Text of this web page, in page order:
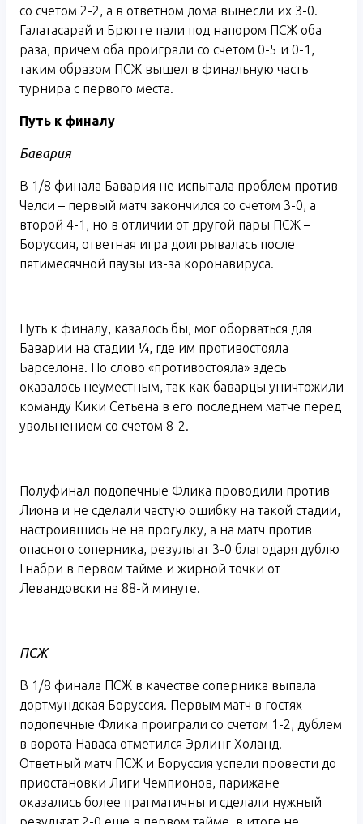
со счетом 2-2, а в ответном дома вынесли их 3-0.
Галатасарай и Брюгге пали под напором ПСЖ оба
раза, причем оба проиграли со счетом 0-5 и 0-1,
таким образом ПСЖ вышел в финальную часть
турнира с первого места.
Путь к финалу
Бавария
В 1/8 финала Бавария не испытала проблем против
Челси – первый матч закончился со счетом 3-0, а
второй 4-1, но в отличии от другой пары ПСЖ –
Боруссия, ответная игра доигрывалась после
пятимесячной паузы из-за коронавируса.
Путь к финалу, казалось бы, мог оборваться для
Баварии на стадии ¼, где им противостояла
Барселона. Но слово «противостояла» здесь
оказалось неуместным, так как баварцы уничтожили
команду Кики Сетьена в его последнем матче перед
увольнением со счетом 8-2.
Полуфинал подопечные Флика проводили против
Лиона и не сделали частую ошибку на такой стадии,
настроившись не на прогулку, а на матч против
опасного соперника, результат 3-0 благодаря дублю
Гнабри в первом тайме и жирной точки от
Левандовски на 88-й минуте.
ПСЖ
В 1/8 финала ПСЖ в качестве соперника выпала
дортмундская Боруссия. Первым матч в гостях
подопечные Флика проиграли со счетом 1-2, дублем
в ворота Наваса отметился Эрлинг Холанд.
Ответный матч ПСЖ и Боруссия успели провести до
приостановки Лиги Чемпионов, парижане
оказались более прагматичны и сделали нужный